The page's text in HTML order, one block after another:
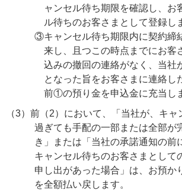
ャンセル待ち期限を確認し、お
ル待ちのお客さまとして登録し
③キャンセル待ち期限内に契約締
来し、且つこの時点までにお客
込みの撤回の連絡がなく、当社
となった旨をお客さまに連絡し
前①の預り金を申込金に充当し
（3）前（2）において、「当社が、キ
過ぎても手配の一部または全部が
き」または「当社の承諾通知の前
キャンセル待ちのお客さまとして
申し出があった場合」は、お預か
を全額払い戻します。